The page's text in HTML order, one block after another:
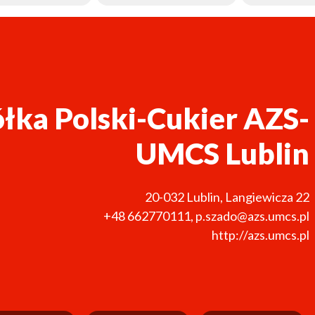
Polski-Cukier AZS-
UMCS Lublin
20-032 Lublin, Langiewicza 22
+48 662770111, p.szado@azs.umcs.pl
http://azs.umcs.pl